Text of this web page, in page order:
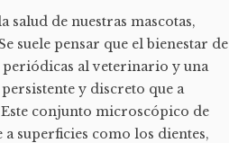
salud de nuestras mascotas,
suele pensar que el bienestar de
periódicas al veterinario y una
y discreto que a
conjunto microscópico de
superficies como los dientes,